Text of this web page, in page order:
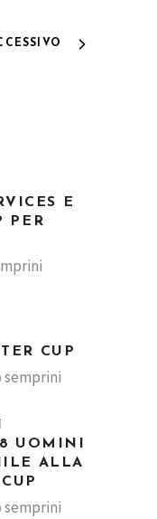
E
PER
CUP
semprini
UOMINI
ALLA
semprini